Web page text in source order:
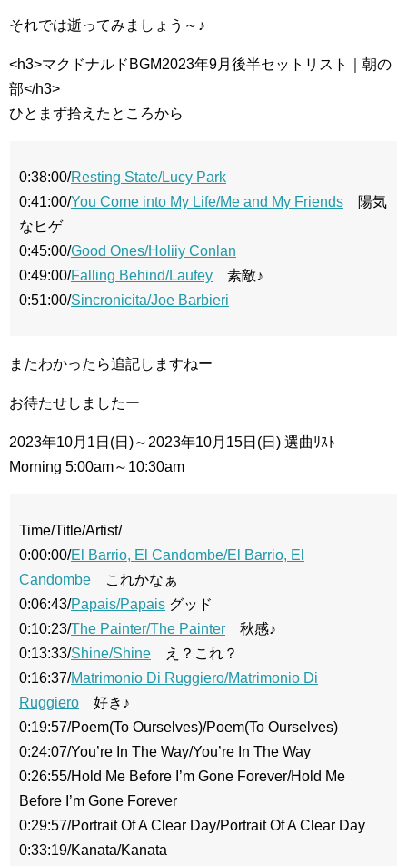
それでは逝ってみましょう～♪
<h3>マクドナルドBGM2023年9月後半セットリスト｜朝の
部</h3>
ひとまず拾えたところから
0:38:00/Resting State/Lucy Park
0:41:00/You Come into My Life/Me and My Friends 陽気
なヒゲ
0:45:00/Good Ones/Holiiy Conlan
0:49:00/Falling Behind/Laufey 素敵♪
0:51:00/Sincronicita/Joe Barbieri
またわかったら追記しますねー
お待たせしましたー
2023年10月1日(日)～2023年10月15日(日) 選曲ﾘｽﾄ
Morning 5:00am～10:30am
Time/Title/Artist/
0:00:00/El Barrio, El Candombe/El Barrio, El
Candombe これかなぁ
0:06:43/Papais/Papais グッド
0:10:23/The Painter/The Painter 秋感♪
0:13:33/Shine/Shine え？これ？
0:16:37/Matrimonio Di Ruggiero/Matrimonio Di
Ruggiero 好き♪
0:19:57/Poem(To Ourselves)/Poem(To Ourselves)
0:24:07/You’re In The Way/You’re In The Way
0:26:55/Hold Me Before I’m Gone Forever/Hold Me
Before I’m Gone Forever
0:29:57/Portrait Of A Clear Day/Portrait Of A Clear Day
0:33:19/Kanata/Kanata